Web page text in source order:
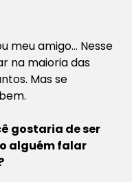
meu amigo… Nesse
na maioria das
Mas se
gostaria de ser
alguém falar